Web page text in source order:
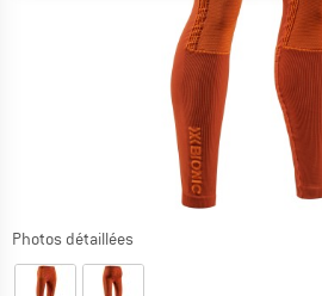
Photos détaillées